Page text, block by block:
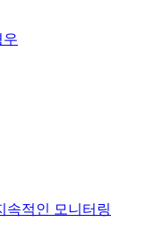
우
속적인 모니터링